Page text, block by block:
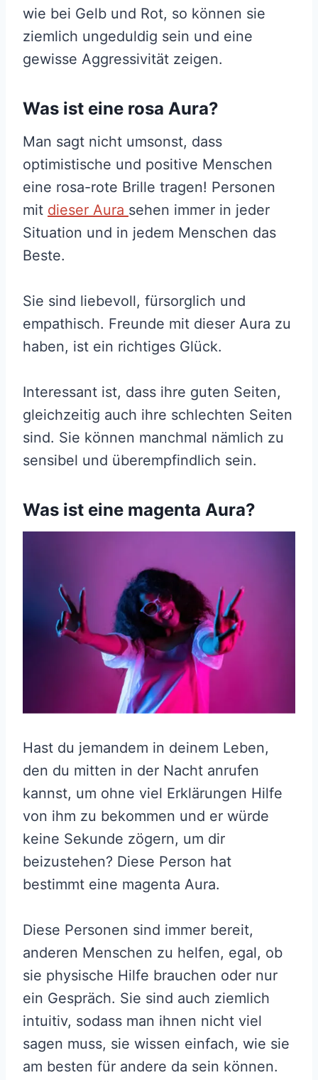
wie bei Gelb und Rot, so können sie
ziemlich ungeduldig sein und eine
gewisse Aggressivität zeigen.
Was ist eine rosa Aura?
Man sagt nicht umsonst, dass
optimistische und positive Menschen
eine rosa-rote Brille tragen! Personen
mit dieser Aura sehen immer in jeder
Situation und in jedem Menschen das
Beste.
Sie sind liebevoll, fürsorglich und
empathisch. Freunde mit dieser Aura zu
haben, ist ein richtiges Glück.
Interessant ist, dass ihre guten Seiten,
gleichzeitig auch ihre schlechten Seiten
sind. Sie können manchmal nämlich zu
sensibel und überempfindlich sein.
Was ist eine magenta Aura?
Hast du jemandem in deinem Leben,
den du mitten in der Nacht anrufen
kannst, um ohne viel Erklärungen Hilfe
von ihm zu bekommen und er würde
keine Sekunde zögern, um dir
beizustehen? Diese Person hat
bestimmt eine magenta Aura.
Diese Personen sind immer bereit,
anderen Menschen zu helfen, egal, ob
sie physische Hilfe brauchen oder nur
ein Gespräch. Sie sind auch ziemlich
intuitiv, sodass man ihnen nicht viel
sagen muss, sie wissen einfach, wie sie
am besten für andere da sein können.